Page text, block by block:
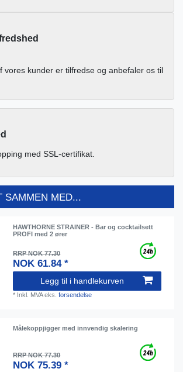
vores kunder er tilfredse og anbefaler os til
med SSL-certifikat.
SAMMEN MED...
HAWTHORNE STRAINER - Bar og cocktailsett
PROFI med 2 ører
RRP NOK 77.30
NOK 61.84 *
Legg til i handlekurven
* Inkl. MVAeks.forsendelse
Målekoppjigger med innvendig skalering
RRP NOK 77.30
NOK 75.39 *